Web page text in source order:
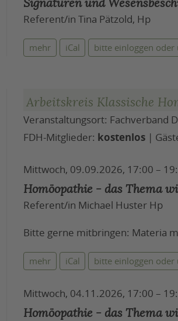
Referent/in Tina Pätzold, Hp
mehr iCal bitte einloggen oder
Arbeitskreis Klassische
Veranstaltungsort: Fachverband
FDH-Mitglieder: kostenlos |
Mittwoch, 09.09.2026, 17:00 –
Homöopathie - das Thema
Referent/in Michael Huster Hp
Bitte gerne mitbringen: Materia
mehr iCal bitte einloggen oder
Mittwoch, 04.11.2026, 17:00 –
Homöopathie - das Thema